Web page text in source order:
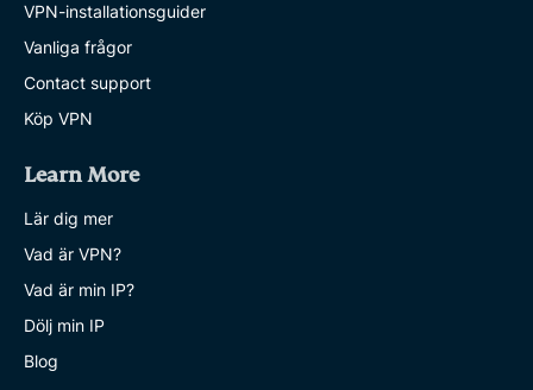
VPN-installationsguider
Vanliga frågor
Contact support
Köp VPN
Learn More
Lär dig mer
Vad är VPN?
Vad är min IP?
Dölj min IP
Blog